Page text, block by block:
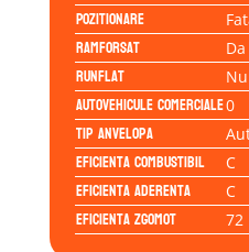
Pozitionare
Ramforsat Da
Runflat Nu
Autovehicule comerciale0
Tip anvelopa
Eficienta Combustibil C
Eficienta Aderenta C
Eficienta Zgomot 72